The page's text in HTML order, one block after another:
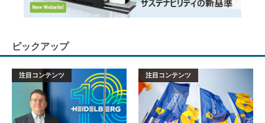
ピックアップ
注目コンテンツ 注目コンテンツ